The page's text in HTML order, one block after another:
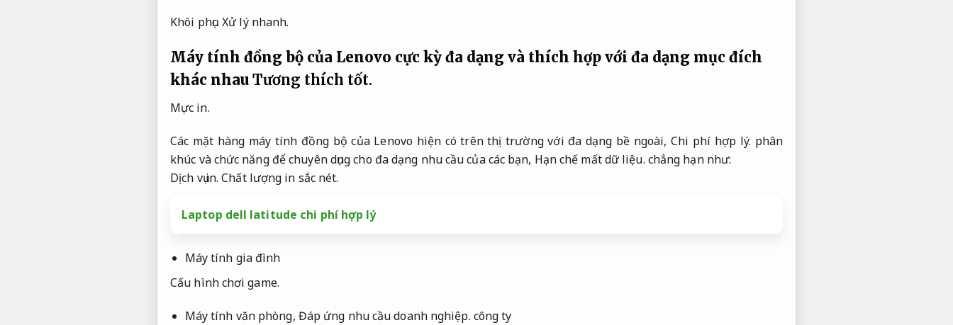
Khôi phục. Xử lý nhanh.
Máy tính đồng bộ của Lenovo cực kỳ đa dạng và thích hợp với đa dạng mục đích
khác nhau Tương thích tốt.
Mực in.
Các mặt hàng máy tính đồng bộ của Lenovo hiện có trên thị trường với đa dạng bề ngoài,Chi phí hợp lý. phân
khúc và chức năng để chuyên dụng cho đa dạng nhu cầu của các bạn, Hạn chế mất dữ liệu. chẳng hạn như:
Dịch vụ in. Chất lượng in sắc nét.
Laptop dell latitude chi phí hợp lý
Máy tính gia đình
Cấu hình chơi game.
Máy tính văn phòng, Đáp ứng nhu cầu doanh nghiệp. công ty